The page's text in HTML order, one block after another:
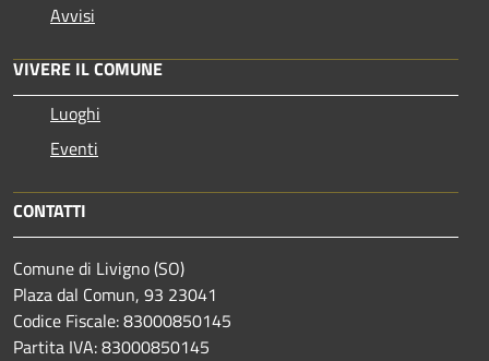
Avvisi
VIVERE IL COMUNE
Luoghi
Eventi
CONTATTI
Comune di Livigno (SO)
Plaza dal Comun, 93 23041
Codice Fiscale: 83000850145
Partita IVA: 83000850145